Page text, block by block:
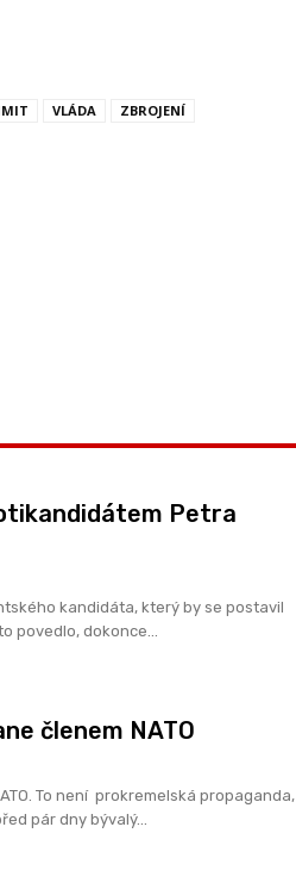
VLÁDA ZBROJENÍ
Petra
kandidáta, který by se postavil
povedlo, dokonce...
členem NATO
To není prokremelská propaganda,
pár dny bývalý...